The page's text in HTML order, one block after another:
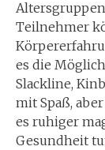
Teilnehmer
es die
Slackline,
mit Spaß,
es ruhiger
Gesundheit